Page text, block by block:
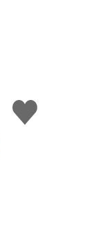
Me
gusta
esto